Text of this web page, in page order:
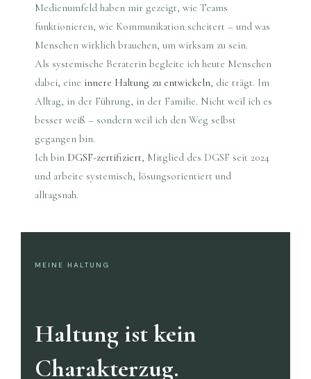
Medienumfeld haben mir gezeigt, wie Teams
funktionieren, wie Kommunikation scheitert – und was
Menschen wirklich brauchen, um wirksam zu sein.
Als systemische Beraterin begleite ich heute Menschen
dabei, eine innere Haltung zu entwickeln, die trägt. Im
Alltag, in der Führung, in der Familie. Nicht weil ich es
besser weiß – sondern weil ich den Weg selbst
gegangen bin.
Ich bin DGSF-zertifiziert, Mitglied des DGSF seit 2024
und arbeite systemisch, lösungsorientiert und
alltagsnah.
MEINE HALTUNG
Haltung ist kein
Charakterzug.